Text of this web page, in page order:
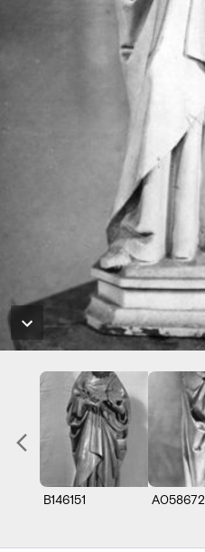
B146151 A058672